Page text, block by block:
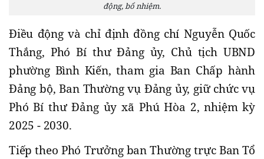
động, bổ nhiệm.
Điều động và chỉ định đồng chí Nguyễn Quốc
Thắng, Phó Bí thư Đảng ủy, Chủ tịch UBND
phường Bình Kiến, tham gia Ban Chấp hành
Đảng bộ, Ban Thường vụ Đảng ủy, giữ chức vụ
Phó Bí thư Đảng ủy xã Phú Hòa 2, nhiệm kỳ
2025 - 2030.
Tiếp theo Phó Trưởng ban Thường trực Ban Tổ